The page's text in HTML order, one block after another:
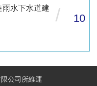
水下水道建
/ 10
公司所維運